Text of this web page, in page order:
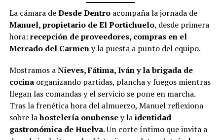
La cámara deDesde Dentroacompaña la jornada de
Manuel, propietario de El Portichuelo, desde primera
hora: recepción de proveedores, compras en el
Mercado del Carmeny la puesta a punto del equipo.
Mostramos aNieves, Fátima, Iván y la brigada de
cocinaorganizando partidas, plancha y fuegos mientras
llegan las comandas y el servicio se pone en marcha.
Tras la frenética hora del almuerzo, Manuel reflexiona
sobre lahostelería onubensey laidentidad
gastronómica de Huelva. Un corte íntimo que invita a